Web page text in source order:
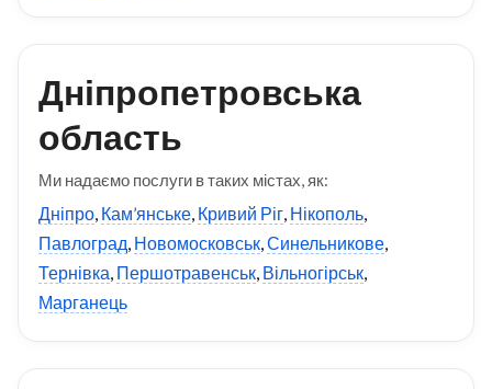
Дніпропетровська
область
Ми надаємо послуги в таких містах, як:
Дніпро, Кам’янське, Кривий Ріг, Нікополь,
Павлоград, Новомосковськ,Синельникове,
Тернівка, Першотравенськ, Вільногірськ,
Марганець